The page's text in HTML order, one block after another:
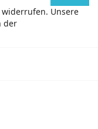
Unsere
der